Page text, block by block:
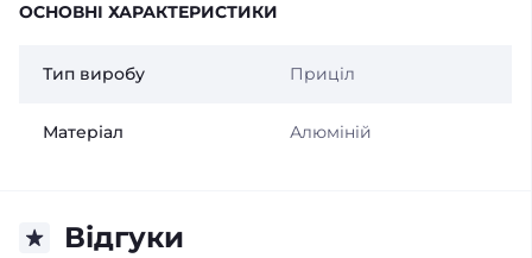
ОСНОВНІ ХАРАКТЕРИСТИКИ
Тип виробу Приціл
Матеріал Алюміній
Відгуки